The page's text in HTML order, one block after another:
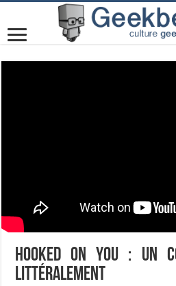
Hooked on You : un
littéralement